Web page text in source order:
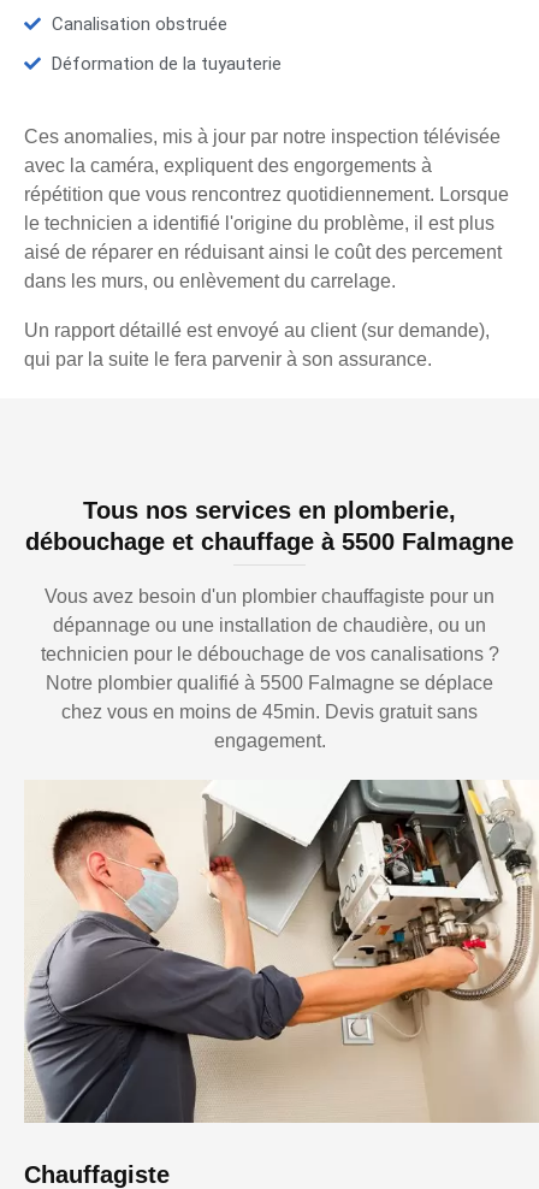
Canalisation obstruée
Déformation de la tuyauterie
Ces anomalies, mis à jour par notre inspection télévisée
avec la caméra, expliquent des engorgements à
répétition que vous rencontrez quotidiennement. Lorsque
le technicien a identifié l'origine du problème, il est plus
aisé de réparer en réduisant ainsi le coût des percement
dans les murs, ou enlèvement du carrelage.
Un rapport détaillé est envoyé au client (sur demande),
qui par la suite le fera parvenir à son assurance.
Tous nos services en plomberie,
débouchage et chauffage à 5500 Falmagne
Vous avez besoin d'un plombier chauffagiste pour un
dépannage ou une installation de chaudière, ou un
technicien pour le débouchage de vos canalisations ?
Notre plombier qualifié à 5500 Falmagne se déplace
chez vous en moins de 45min. Devis gratuit sans
engagement.
Chauffagiste